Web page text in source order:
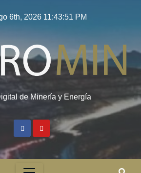
6th, 2026 11:43:52 PM
de Minería y Energía